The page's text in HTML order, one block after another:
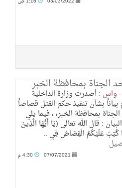
الجناة بمحافظة الخبر
- واس :أصدرت وزارة الداخلية
بياناً بشأن تنفيذ حكم القتل قصاصاً
بمحافظة الخبر، ، فيما يلي
: قال الله تعالى (يَا أَيُّهَا الَّذِينَ
كُتِبَ عَلَيْكُمُ الْقِصَاصُ فِي ..
07/07/2021